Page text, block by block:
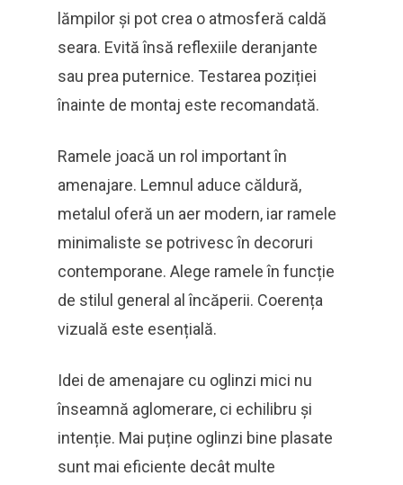
lămpilor și pot crea o atmosferă caldă
seara. Evită însă reflexiile deranjante
sau prea puternice. Testarea poziției
înainte de montaj este recomandată.
Ramele joacă un rol important în
amenajare. Lemnul aduce căldură,
metalul oferă un aer modern, iar ramele
minimaliste se potrivesc în decoruri
contemporane. Alege ramele în funcție
de stilul general al încăperii. Coerența
vizuală este esențială.
Idei de amenajare cu oglinzi mici nu
înseamnă aglomerare, ci echilibru și
intenție. Mai puține oglinzi bine plasate
sunt mai eficiente decât multe